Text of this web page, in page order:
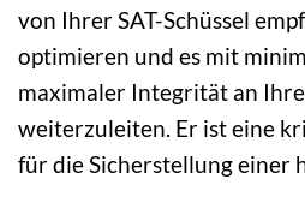
von Ihrer SAT-Schüssel
optimieren und es mit
maximaler Integrität an
weiterzuleiten. Er ist eine
für die Sicherstellung einer